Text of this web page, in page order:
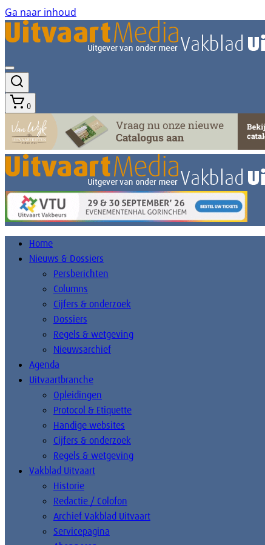
Ga naar inhoud
0
Home
Nieuws & Dossiers
Persberichten
Columns
Cijfers & onderzoek
Dossiers
Regels & wetgeving
Nieuwsarchief
Agenda
Uitvaartbranche
Opleidingen
Protocol & Etiquette
Handige websites
Cijfers & onderzoek
Regels & wetgeving
Vakblad Uitvaart
Historie
Redactie / Colofon
Archief Vakblad Uitvaart
Servicepagina